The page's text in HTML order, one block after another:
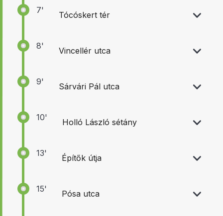
7' Tócóskert tér
8' Vincellér utca
9' Sárvári Pál utca
10' Holló László sétány
13' Építők útja
15' Pósa utca